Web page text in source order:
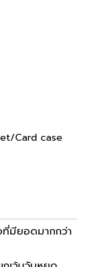
Card case
มียอดมากกว่า